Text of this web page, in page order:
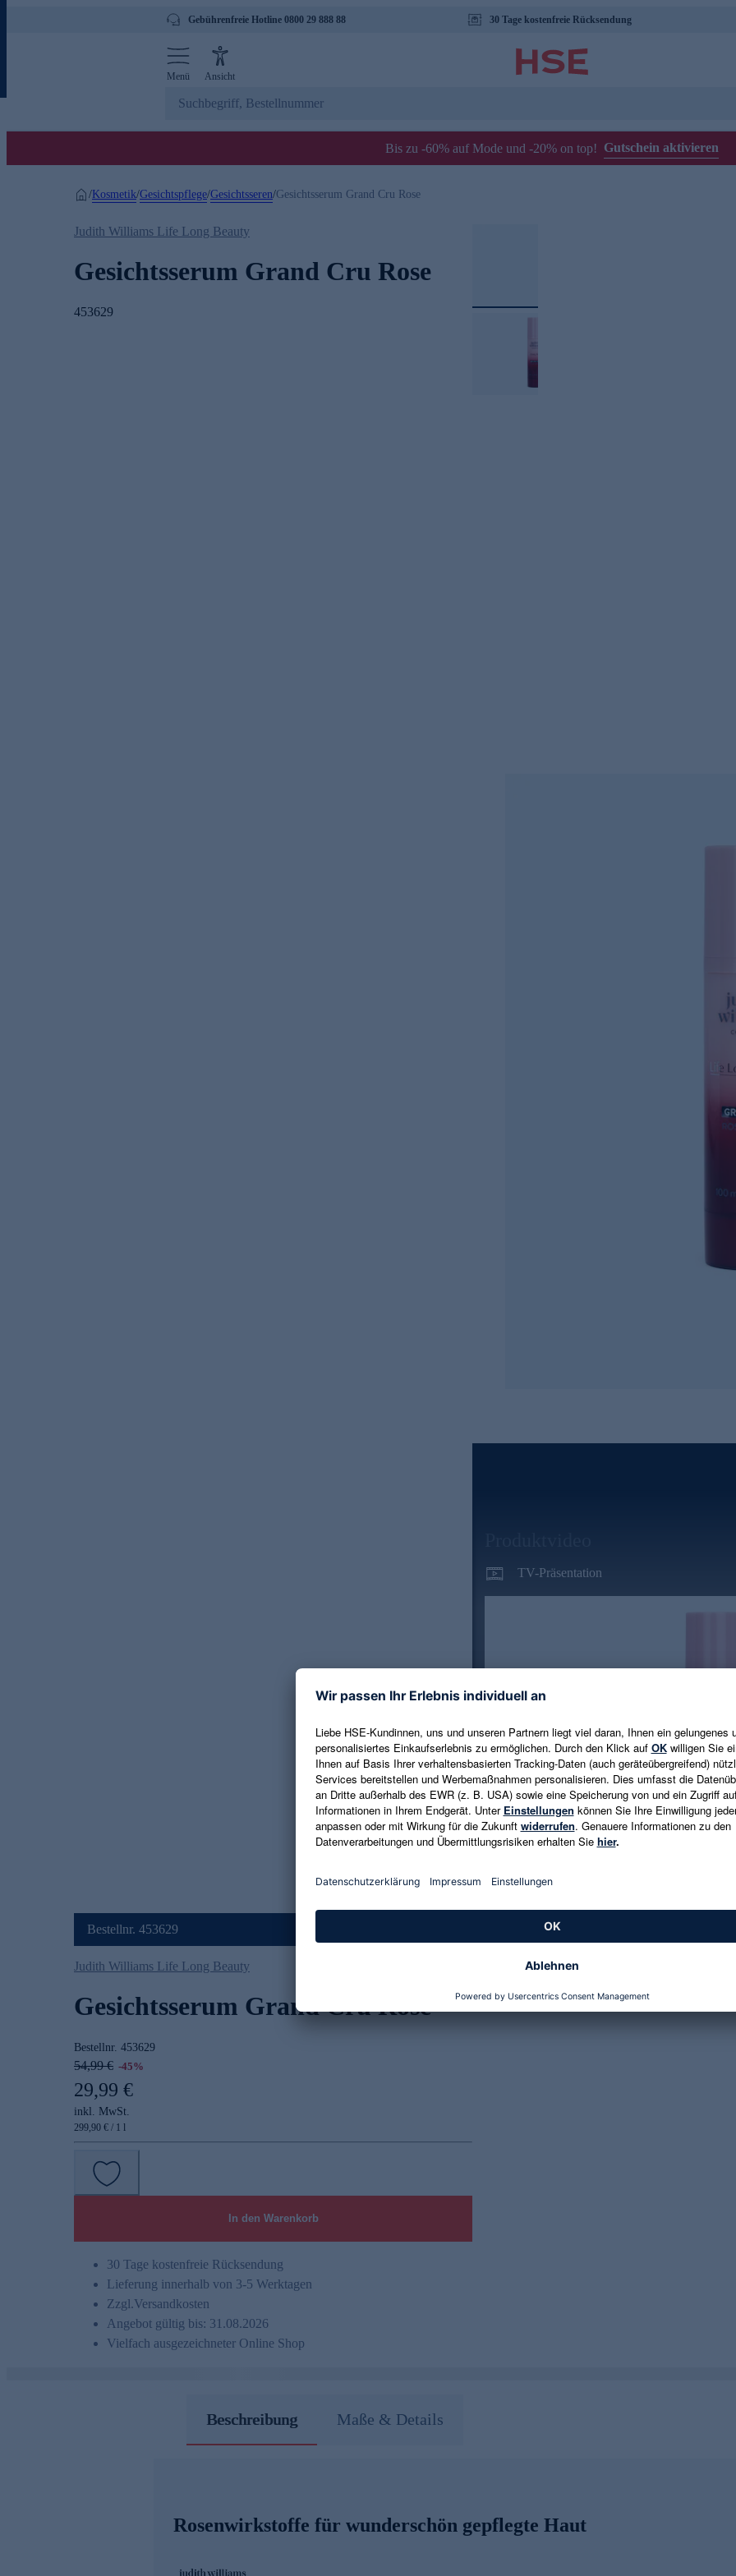
Gebührenfreie Hotline 0800 29 888 88 30 Tage kostenfreie Rücksendung
Menü Ansicht
Bis zu -60% auf Mode und -20% on top! Gutschein aktivieren
/Kosmetik/Gesichtspflege/Gesichtsseren/Gesichtsserum Grand Cru Rose
Judith Williams Life Long Beauty
Gesichtsserum Grand Cru Rose
453629
TV-Präsentation
Bestellnr. 453629
Judith Williams Life Long Beauty
Gesichtsserum Grand Cru Rose
Bestellnr. 453629
54,99 € -45%
29,99 €
inkl. MwSt.
299,90 € / 1 l
In den Warenkorb
30 Tage kostenfreie Rücksendung
Lieferung innerhalb von 3-5 Werktagen
Zzgl.Versandkosten
Angebot gültig bis: 31.08.2026
Vielfach ausgezeichneter Online Shop
Beschreibung Maße & Details
Rosenwirkstoffe für wunderschön gepflegte Haut